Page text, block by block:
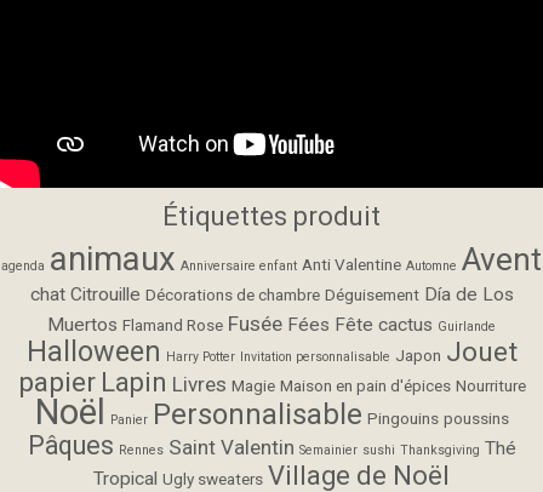
Étiquettes produit
agenda animaux Anniversaire enfant Anti Valentine Automne Avent
chat Citrouille Décorations de chambre Déguisement Día de Los
Muertos Flamand Rose Fusée Fées Fête cactus Guirlande
Halloween Harry Potter Invitation personnalisable Japon Jouet
papier Lapin Livres Magie Maison en pain d'épices Nourriture
Noël Panier Personnalisable Pingouins poussins
Pâques Rennes Saint Valentin Semainier sushi Thanksgiving Thé
Tropical Ugly sweaters Village de Noël